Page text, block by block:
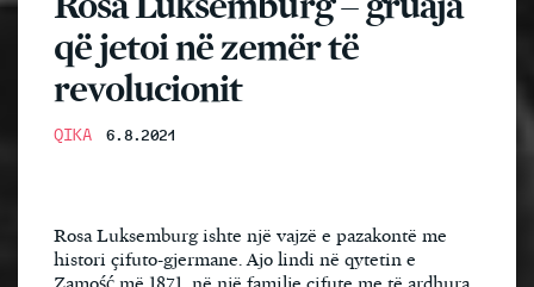
që jetoi në zemër të
revolucionit
QIKA 6.8.2021
Rosa Luksemburg ishte një vajzë e pazakontë me
histori çifuto-gjermane. Ajo lindi në qytetin e